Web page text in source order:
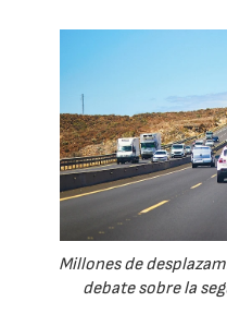
Millones de
debate sobre la